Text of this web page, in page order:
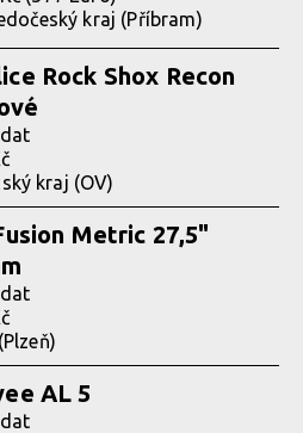
kraj (Příbram)
Rock Shox Recon
kraj (OV)
Metric 27,5"
AL 5